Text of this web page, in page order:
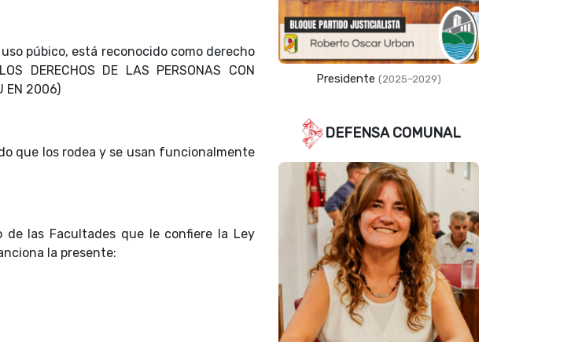
púbico, está reconocido como derecho
DERECHOS DE LAS PERSONAS CON
EN 2006)
que los rodea y se usan funcionalmente
de las Facultades que le confiere la Ley
la presente:
Vicepresidente(2023–2027)
DEFENSA COMUNAL